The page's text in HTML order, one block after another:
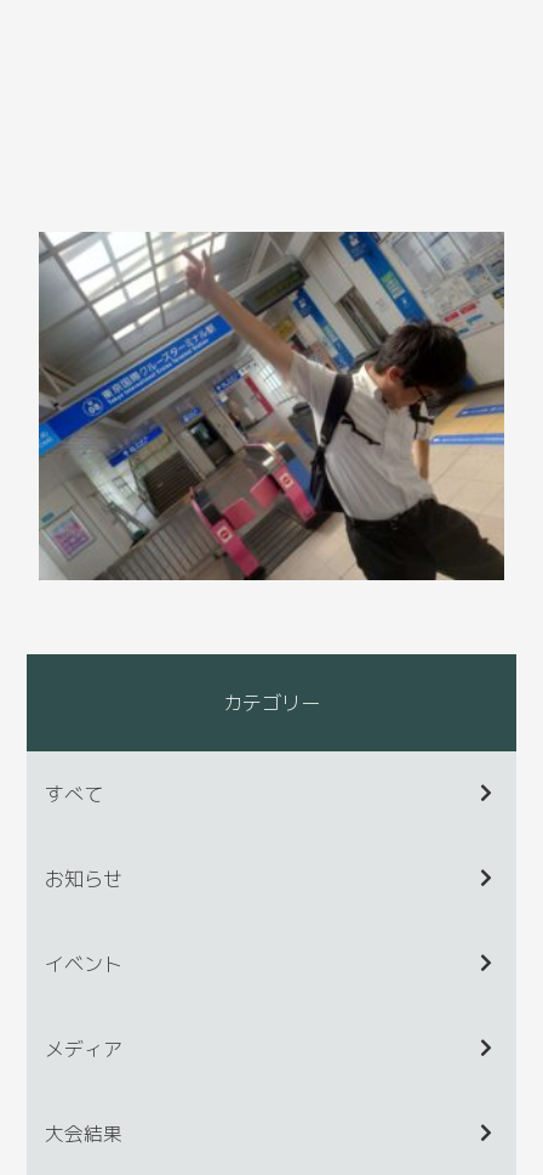
カテゴリー
すべて
お知らせ
イベント
メディア
大会結果